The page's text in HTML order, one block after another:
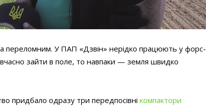
переломним. У ПАП «Дзвін» нерідко працюють у форс-
зайти в поле, то навпаки — земля швидко
придбало одразу три передпосівні компактори